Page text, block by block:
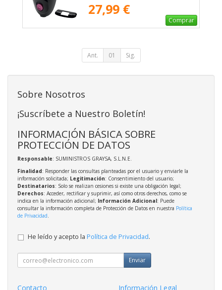
27,99 €
Comprar
Ant. 01 Sig.
Sobre Nosotros
¡Suscríbete a Nuestro Boletín!
INFORMACIÓN BÁSICA SOBRE
PROTECCIÓN DE DATOS
Responsable: SUMINISTROS GRAYSA, S.L.N.E.
Finalidad: Responder las consultas planteadas por el usuario y enviarle la
información solicitada; Legitimación: Consentimiento del usuario;
Destinatarios: Solo se realizan cesiones si existe una obligación legal;
Derechos: Acceder, rectificar y suprimir, así como otros derechos, como se
indica en la información adicional; Información Adicional: Puede
consultar la información completa de Protección de Datos en nuestra Política
de Privacidad.
He leído y acepto la Política de Privacidad.
Enviar
Contacto Información Legal